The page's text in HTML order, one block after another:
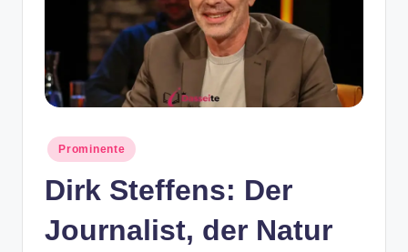
Posted
in
Prominente
Dirk Steffens: Der
Journalist, der Natur